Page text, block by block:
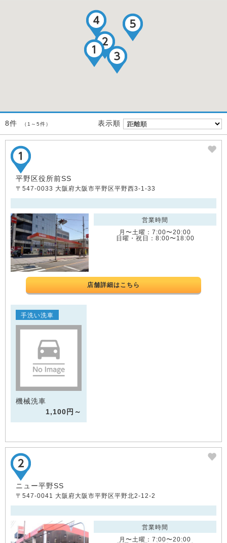
8件 （1～5件） 表示順
平野区役所前SS
〒547-0033 大阪府大阪市平野区平野西3-1-33
営業時間
月〜土曜：7:00〜20:00
日曜・祝日：8:00〜18:00
店舗詳細はこちら
手洗い洗車
機械洗車
1,100円～
ニュー平野SS
〒547-0041 大阪府大阪市平野区平野北2-12-2
営業時間
月〜土曜：7:00〜20:00